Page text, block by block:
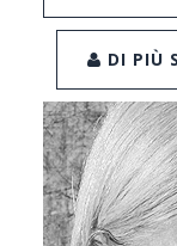
DI PIÙ